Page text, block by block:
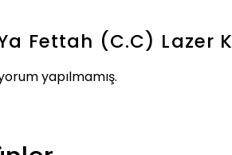
Fettah (C.C) Lazer
yapılmamış.